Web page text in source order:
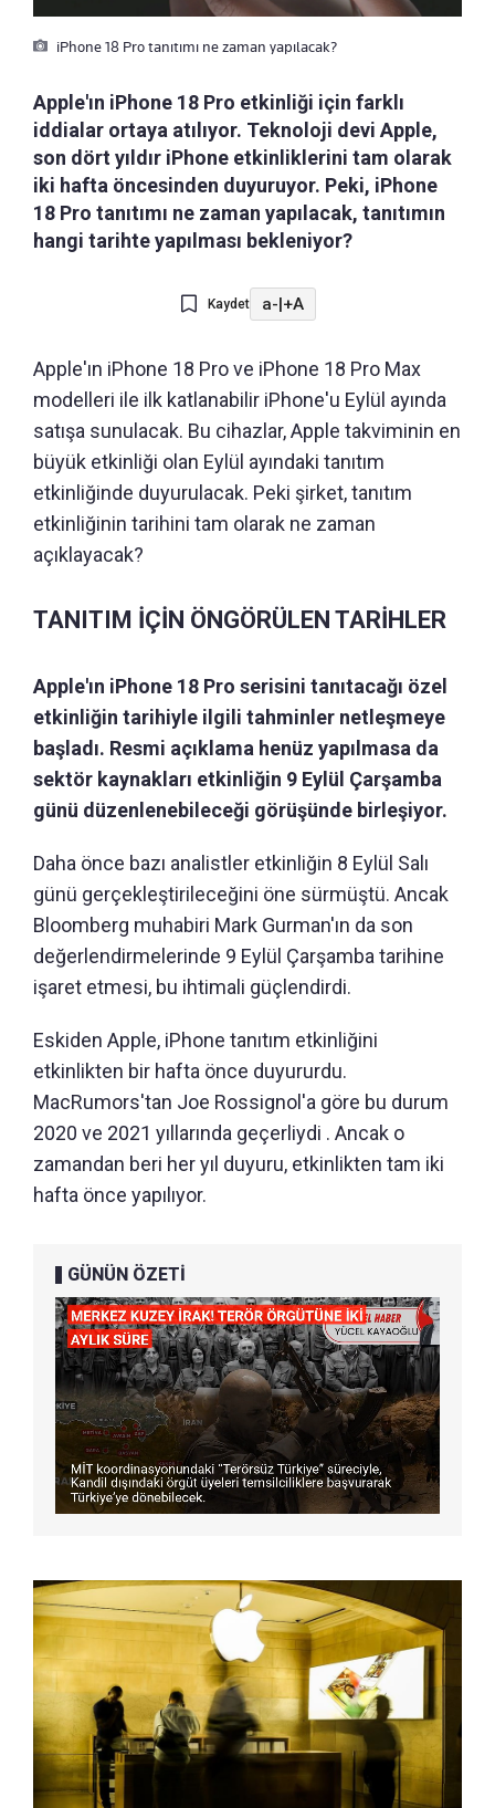
iPhone 18 Pro tanıtımı ne zaman yapılacak?
Apple'ın iPhone 18 Pro etkinliği için farklı
iddialar ortaya atılıyor. Teknoloji devi Apple,
son dört yıldır iPhone etkinliklerini tam olarak
iki hafta öncesinden duyuruyor. Peki, iPhone
18 Pro tanıtımı ne zaman yapılacak, tanıtımın
hangi tarihte yapılması bekleniyor?
Kaydet a-|+A
Apple'ın iPhone 18 Pro ve iPhone 18 Pro Max
modelleri ile ilk katlanabilir iPhone'u Eylül ayında
satışa sunulacak. Bu cihazlar, Apple takviminin en
büyük etkinliği olan Eylül ayındaki tanıtım
etkinliğinde duyurulacak. Peki şirket, tanıtım
etkinliğinin tarihini tam olarak ne zaman
açıklayacak?
TANITIM İÇİN ÖNGÖRÜLEN TARİHLER
Apple'ın iPhone 18 Pro serisini tanıtacağı özel
etkinliğin tarihiyle ilgili tahminler netleşmeye
başladı. Resmi açıklama henüz yapılmasa da
sektör kaynakları etkinliğin 9 Eylül Çarşamba
günü düzenlenebileceği görüşünde birleşiyor.
Daha önce bazı analistler etkinliğin 8 Eylül Salı
günü gerçekleştirileceğini öne sürmüştü. Ancak
Bloomberg muhabiri Mark Gurman'ın da son
değerlendirmelerinde 9 Eylül Çarşamba tarihine
işaret etmesi, bu ihtimali güçlendirdi.
Eskiden Apple, iPhone tanıtım etkinliğini
etkinlikten bir hafta önce duyururdu.
MacRumors'tan Joe Rossignol'a göre bu durum
2020 ve 2021 yıllarında geçerliydi . Ancak o
zamandan beri her yıl duyuru, etkinlikten tam iki
hafta önce yapılıyor.
GÜNÜN ÖZETİ